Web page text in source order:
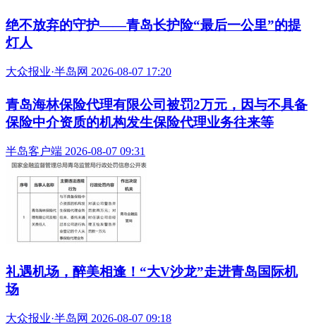
绝不放弃的守护——青岛长护险“最后一公里”的提
灯人
大众报业·半岛网 2026-08-07 17:20
青岛海林保险代理有限公司被罚2万元，因与不具备
保险中介资质的机构发生保险代理业务往来等
半岛客户端 2026-08-07 09:31
礼遇机场，醉美相逢！“大V沙龙”走进青岛国际机
场
大众报业·半岛网 2026-08-07 09:18